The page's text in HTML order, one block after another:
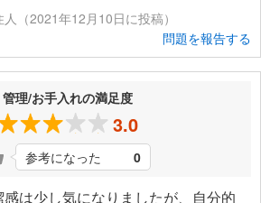
（2021年12月10日に投稿）
問題を報告する
管理/お手入れの満足度
3.0
参考になった 0
は少し気になりましたが、自分的